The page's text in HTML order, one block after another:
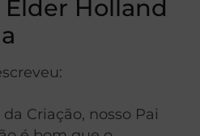
Holland
Criação, nosso Pai